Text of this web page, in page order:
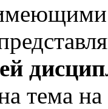
тема на